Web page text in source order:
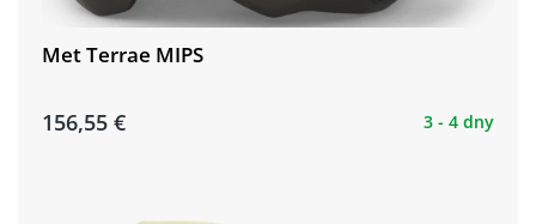
Met Terrae MIPS
156,55 € 3 - 4 dny